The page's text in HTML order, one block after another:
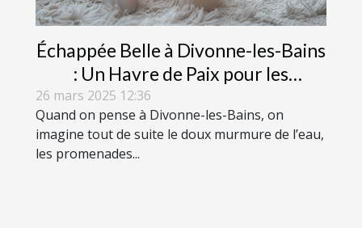
Échappée Belle à Divonne-les-Bains
: Un Havre de Paix pour les
Amateurs de Cocooning
26 mars 2025 12:36
Quand on pense à Divonne-les-Bains, on
imagine tout de suite le doux murmure de l’eau,
les promenades...